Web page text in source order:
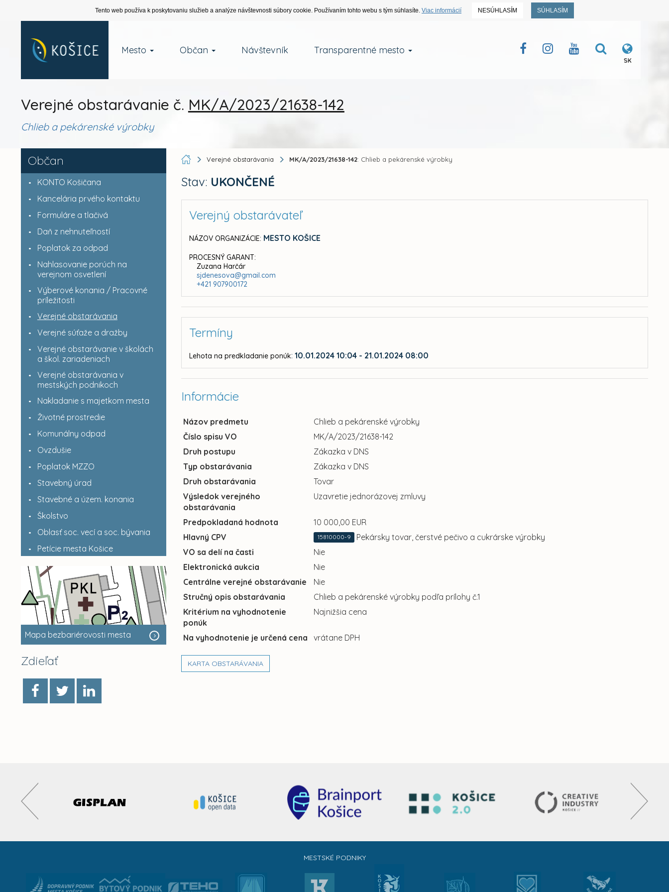
Tento web používa k poskytovaniu služieb a analýze návštevnosti súbory cookie. Používaním tohto webu s tým súhlasíte. Viac informácií NESÚHLASÍM SÚHLASÍM
Mesto Občan Návštevník Transparentné mesto
SK
Verejné obstarávanie č. MK/A/2023/21638-142
Chlieb a pekárenské výrobky
Občan
KONTO Košičana
Kancelária prvého kontaktu
Formuláre a tlačivá
Daň z nehnuteľností
Poplatok za odpad
Nahlasovanie porúch na
verejnom osvetlení
Výberové konania / Pracovné
príležitosti
Verejné obstarávania
Verejné súťaže a dražby
Verejné obstarávanie v školách
a škol. zariadeniach
Verejné obstarávania v
mestských podnikoch
Nakladanie s majetkom mesta
Životné prostredie
Komunálny odpad
Ovzdušie
Poplatok MZZO
Stavebný úrad
Stavebné a územ. konania
Školstvo
Oblasť soc. vecí a soc. bývania
Petície mesta Košice
Mapa bezbariérovosti mesta
Zdieľať
Verejné obstarávania MK/A/2023/21638-142: Chlieb a pekárenské výrobky
Stav: UKONČENÉ
Verejný obstarávateľ
NÁZOV ORGANIZÁCIE: MESTO KOŠICE
PROCESNÝ GARANT:
Zuzana Harčár
sjdenesova@gmail.com
+421 907900172
Termíny
Lehota na predkladanie ponúk:10.01.2024 10:04 - 21.01.2024 08:00
Informácie
Názov predmetu
Chlieb a pekárenské výrobky
Číslo spisu VO
MK/A/2023/21638-142
Druh postupu
Zákazka v DNS
Typ obstarávania
Zákazka v DNS
Druh obstarávania
Tovar
Výsledok verejného
obstarávania
Uzavretie jednorázovej zmluvy
Predpokladaná hodnota
10 000,00 EUR
Hlavný CPV
15810000-9
Pekársky tovar, čerstvé pečivo a cukrárske výrobky
VO sa delí na časti
Nie
Elektronická aukcia
Nie
Centrálne verejné obstarávanie
Nie
Stručný opis obstarávania
Chlieb a pekárenské výrobky podľa prílohy č.1
Kritérium na vyhodnotenie
ponúk
Najnižšia cena
Na vyhodnotenie je určená cena vrátane DPH
KARTA OBSTARÁVANIA
MESTSKÉ PODNIKY